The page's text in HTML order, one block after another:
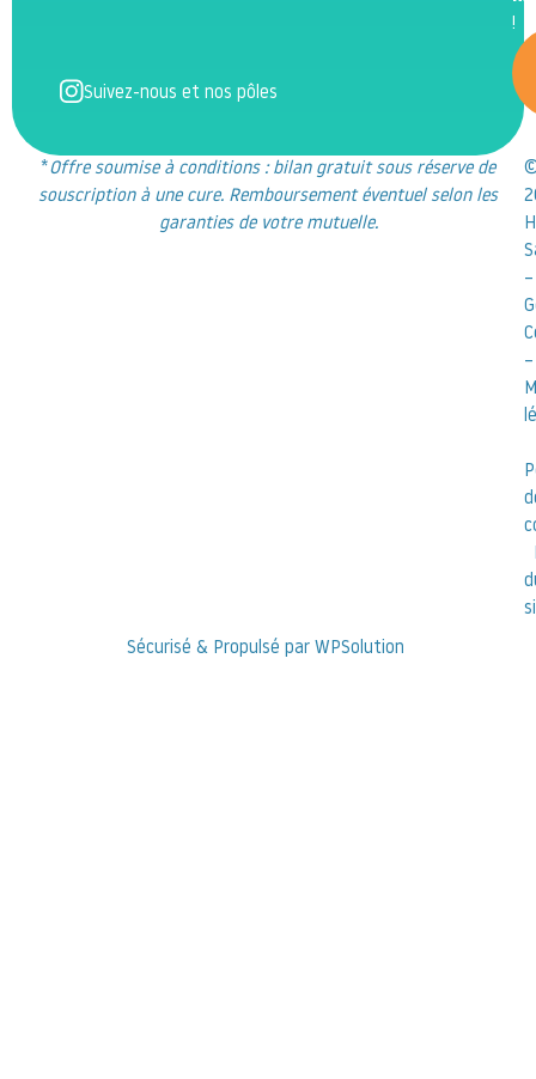
Suivez-nous et nos pôles
!
*Offre soumise à conditions : bilan gratuit sous réserve de
souscription à une cure. Remboursement éventuel selon les
garanties de votre mutuelle.
–
–
Sécurisé & Propulsé par WPSolution